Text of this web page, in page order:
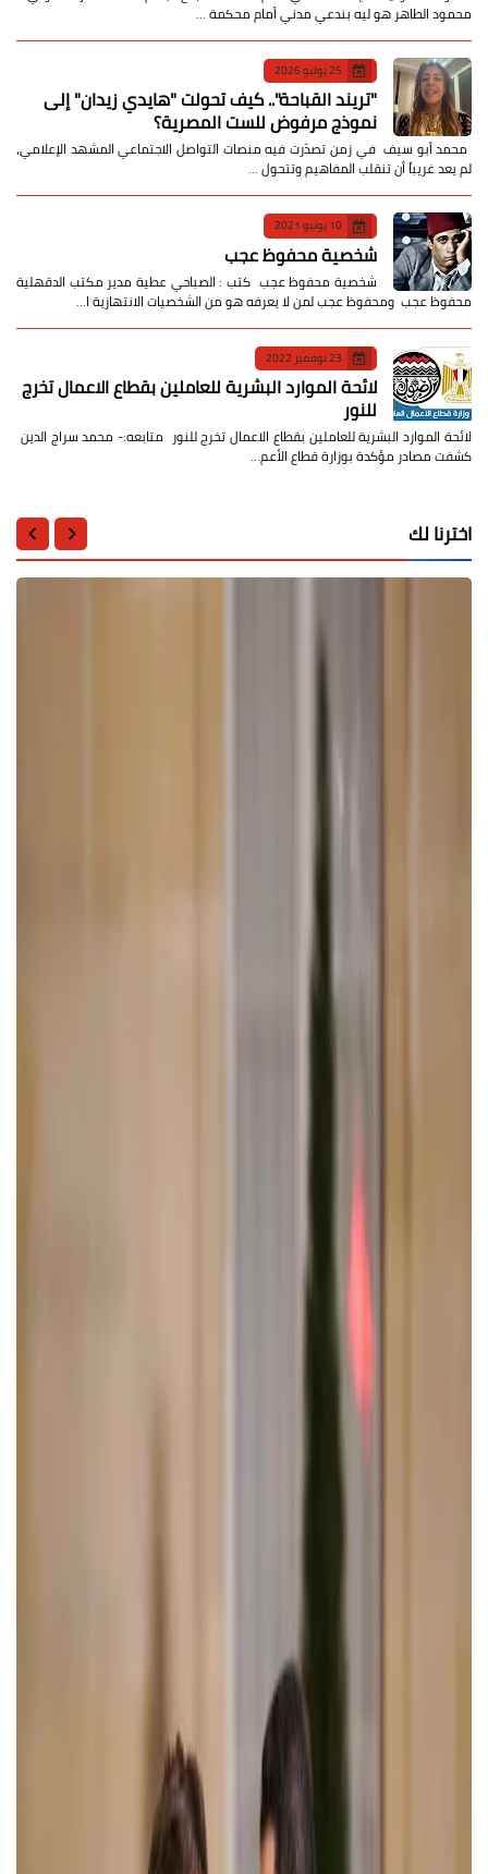
محمود الطاهر هو ليه بندعي مدني أمام محكمة …
25 يوليو 2026
​"تريند القباحة".. كيف تحولت "هايدي زيدان" إلى
نموذج مرفوض للست المصرية؟
​ محمد أبو سيف ​في زمن تصدّرت فيه منصات التواصل الاجتماعي المشهد الإعلامي،
لم يعد غريباً أن تنقلب المفاهيم وتتحول …
10 يونيو 2021
شخصية محفوظ عجب
شخصية محفوظ عجب كتب : الصباحي عطية مدير مكتب الدقهلية
محفوظ عجب ومحفوظ عجب لمن لا يعرفه هو من الشخصيات الانتهازية ا…
23 نوفمبر 2022
لائحة الموارد البشرية للعاملين بقطاع الاعمال تخرج
للنور
لائحة الموارد البشرية للعاملين بقطاع الاعمال تخرج للنور متابعه:- محمد سراج الدين
كشفت مصادر مؤكدة بوزارة قطاع الأعم…
اخترنا لك